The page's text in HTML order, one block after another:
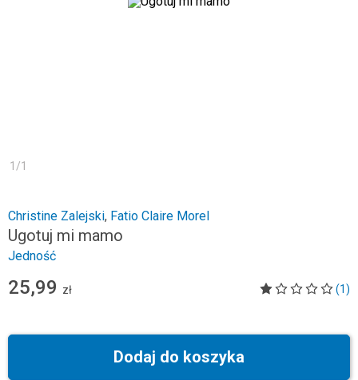
1 /1
Christine Zalejski, Fatio Claire Morel
Ugotuj mi mamo
Jedność
25,99 zł (1)
Dodaj do koszyka